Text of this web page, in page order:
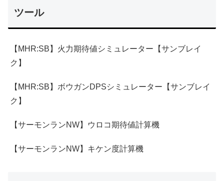
ツール
【MHR:SB】火力期待値シミュレーター【サンブレイ
ク】
【MHR:SB】ボウガンDPSシミュレーター【サンブレイ
ク】
【サーモンランNW】ウロコ期待値計算機
【サーモンランNW】キケン度計算機